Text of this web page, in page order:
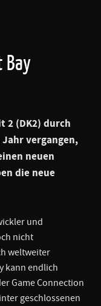
Bay
2 (DK2) durch
vergangen,
neuen
die neue
und
nicht
weltweiter
kann endlich
Game Connection
geschlossenen